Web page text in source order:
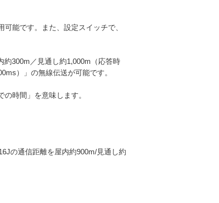
能です。また、設定スイッチで、
300m／見通し約1,000m（応答時
）」の無線伝送が可能です。
時間」を意味します。
の通信距離を屋内約900m/見通し約